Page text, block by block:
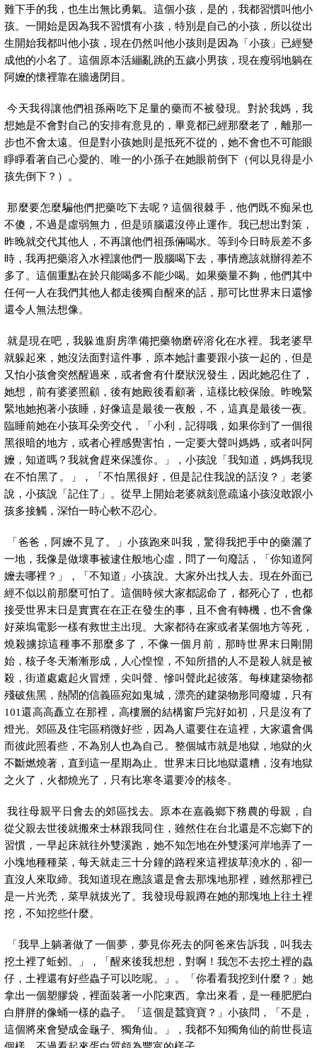
難下手的我，也生出無比勇氣。這個小孩，是的，我都習慣叫他小
孩。一開始是因為我不習慣有小孩，特別是自己的小孩，所以從出
生開始我都叫他小孩，現在仍然叫他小孩則是因為「小孩」已經變
成他的小名了。這個原本活繃亂跳的五歲小男孩，現在瘦弱地躺在
阿嬤的懷裡靠在牆邊閉目。
今天我得讓他們祖孫兩吃下足量的藥而不被發現。對於我媽，我
想她是不會對自己的安排有意見的，畢竟都已經那麼老了，離那一
步也不會太遠。但是對小孩她則是抵死不從的，她不會也不可能眼
睜睜看著自己心愛的、唯一的小孫子在她眼前倒下（何以見得是小
孩先倒下？）。
那麼要怎麼騙他們把藥吃下去呢？這個很棘手，他們既不痴呆也
不傻，不過是虛弱無力，但是頭腦還沒停止運作。我已想出對策，
昨晚就交代其他人，不再讓他們祖孫倆喝水。等到今日時辰差不多
時，我再把藥溶入水裡讓他們一股腦喝下去，事情應該就辦得差不
多了。這個重點在於只能喝多不能少喝。如果藥量不夠，他們其中
任何一人在我們其他人都走後獨自醒來的話，那可比世界末日還慘
還令人無法想像。
就是現在吧，我躲進廚房準備把藥物磨碎溶化在水裡。我老婆早
就躲起來，她沒法面對這件事，原本她計畫要跟小孩一起的，但是
又怕小孩會突然醒過來，或者會有什麼狀況發生，因此她忍住了，
她想，前有婆婆照顧，後有她殿後看顧著，這樣比較保險。昨晚緊
緊地她抱著小孩睡，好像這是最後一夜般，不，這真是最後一夜。
臨睡前她在小孩耳朵旁交代，「小利，記得哦，如果你到了一個很
黑很暗的地方，或者心裡感覺害怕，一定要大聲叫媽媽，或者叫阿
嬤，知道嗎？我就會趕來保護你。」，小孩說「我知道，媽媽我現
在不怕黑了。」，「不怕黑很好，但是記住我說的話沒？」老婆
說，小孩說「記住了」。從早上開始老婆就刻意疏遠小孩沒敢跟小
孩多接觸，深怕一時心軟不忍心。
「爸爸，阿嬤不見了。」小孩跑來叫我，驚得我把手中的藥灑了
一地，我像是做壞事被逮住般地心虛，問了一句廢話，「你知道阿
嬤去哪裡？」，「不知道」小孩說。大家外出找人去。現在外面已
經不似以前那麼可怕了。這個時候大家都認命了，都死心了，也都
接受世界末日是實實在在正在發生的事，且不會有轉機，也不會像
好萊塢電影一樣有救世主出現。大家都待在家或者某個地方等死，
燒殺擄掠這種事不那麼多了，不像一個月前，那時世界末日剛開
始，核子冬天漸漸形成，人心惶惶，不知所措的人不是殺人就是被
殺，街道處處起火冒煙，尖叫聲、慘叫聲此起彼落。每棟建築物都
殘破焦黑，熱鬧的信義區宛如鬼城，漂亮的建築物形同廢墟，只有
101還高高矗立在那裡，高樓層的結構窗戶完好如初，只是沒有了
燈光。郊區及住宅區稍微好些，因為人還要住在這裡，大家還會偶
而彼此照看些，不為別人也為自己。整個城市就是地獄，地獄的火
不斷燃燒著，直到這一星期為止。世界末日比地獄還糟，沒有地獄
之火了，火都燒光了，只有比寒冬還要冷的核冬。
我往母親平日會去的郊區找去。原本在嘉義鄉下務農的母親，自
從父親去世後就搬來士林跟我同住，雖然住在台北還是不忘鄉下的
習慣，一早起床就往外雙溪跑，她不知怎地在外雙溪河岸地弄了一
小塊地種種菜，每天就走三十分鐘的路程來這裡拔草澆水的，卻一
直沒人來取締。我知道現在應該還是會去那塊地那裡，雖然那裡已
是一片光禿，菜早就拔光了。我發現母親蹲在她的那塊地上往土裡
挖，不知挖些什麼。
「我早上躺著做了一個夢，夢見你死去的阿爸來告訴我，叫我去
挖土裡了蚯蚓。」，「醒來後我想想，對啊！我怎不去挖土裡的蟲
仔，土裡還有好些蟲子可以吃呢。」。「你看看我挖到什麼？」她
拿出一個塑膠袋，裡面裝著一小陀東西。拿出來看，是一種肥肥白
白胖胖的像蛹一樣的蟲子。「這個是蠶寶寶？」小孩問，「不是，
這個將來會變成金龜子、獨角仙。」，我都不知獨角仙的前世長這